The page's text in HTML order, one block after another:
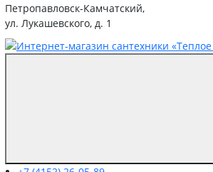
Петропавловск-Камчатский,
ул. Лукашевского, д. 1